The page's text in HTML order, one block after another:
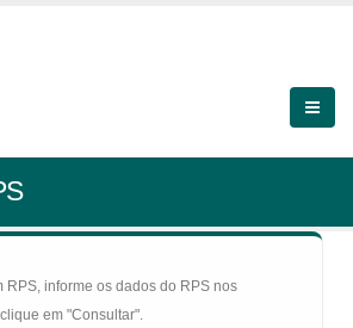
RPS, informe os dados do RPS nos
em "Consultar".